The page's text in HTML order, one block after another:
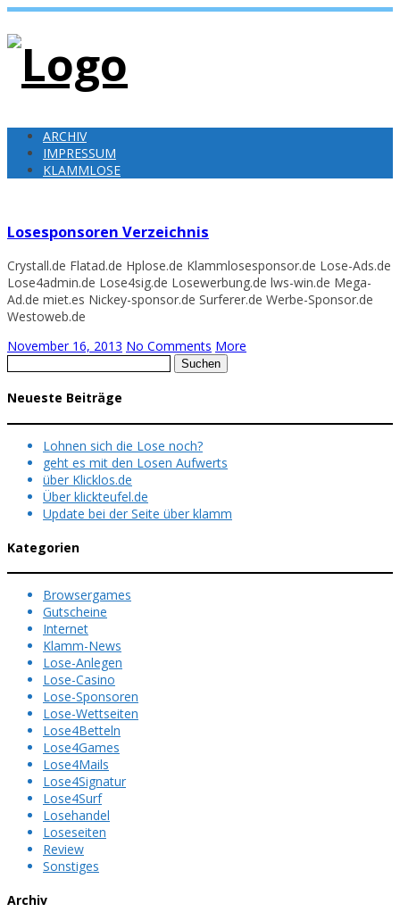
ARCHIV
IMPRESSUM
KLAMMLOSE
Losesponsoren Verzeichnis
Crystall.de Flatad.de Hplose.de Klammlosesponsor.de Lose-Ads.de
Lose4admin.de Lose4sig.de Losewerbung.de lws-win.de Mega-
Ad.de miet.es Nickey-sponsor.de Surferer.de Werbe-Sponsor.de
Westoweb.de
November 16, 2013 No Comments More
Suchen
Neueste Beiträge
Lohnen sich die Lose noch?
geht es mit den Losen Aufwerts
über Klicklos.de
Über klickteufel.de
Update bei der Seite über klamm
Kategorien
Browsergames
Gutscheine
Internet
Klamm-News
Lose-Anlegen
Lose-Casino
Lose-Sponsoren
Lose-Wettseiten
Lose4Betteln
Lose4Games
Lose4Mails
Lose4Signatur
Lose4Surf
Losehandel
Loseseiten
Review
Sonstiges
Archiv